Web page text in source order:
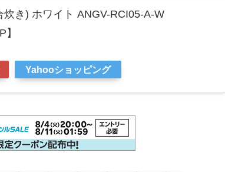
き) ホワイト ANGV-RCI05-A-W
Yahooショッピング